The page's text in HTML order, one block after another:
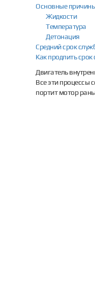
Основные
Жидкости
Температура
Детонация
Средний срок
Как продлить
Двигатель
Все эти процессы
портит мотор